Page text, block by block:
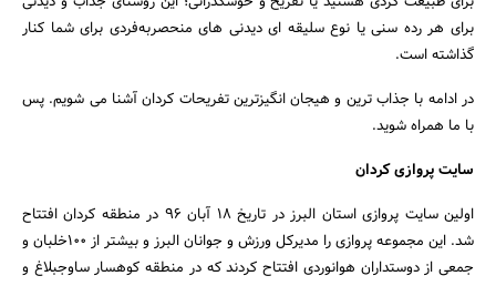
برای هر رده سنی یا نوع سلیقه ای دیدنی های منحصربه‌فردی برای شما کنار
گذاشته است.
در ادامه با جذاب ترین و هیجان انگیزترین تفریحات کردان آشنا می شویم. پس
با ما همراه شوید.
سایت پروازی کردان
اولین سایت پروازی استان البرز در تاریخ ۱۸ آبان ۹۶ در منطقه کردان افتتاح
شد. این مجموعه پروازی را مدیرکل ورزش و جوانان البرز و بیشتر از ۱۰۰خلبان و
جمعی از دوستداران هوانوردی افتتاح کردند که در منطقه کوهسار ساوجبلاغ و